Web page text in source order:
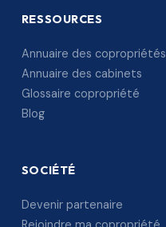
RESSOURCES
Annuaire des copropriétés
Annuaire des cabinets
Glossaire copropriété
Blog
SOCIÉTÉ
Devenir partenaire